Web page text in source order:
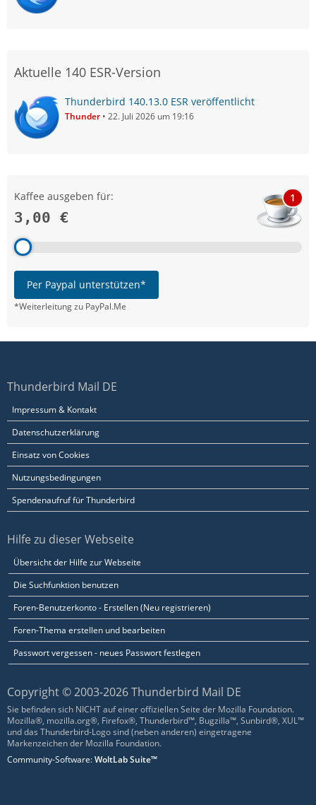
Aktuelle 140 ESR-Version
Thunderbird 140.13.0 ESR veröffentlicht
Thunder 22. Juli 2026 um 19:16
Kaffee ausgeben für:
3,00 €
1
Per Paypal unterstützen*
*Weiterleitung zu PayPal.Me
Thunderbird Mail DE
Impressum & Kontakt
Datenschutzerklärung
Einsatz von Cookies
Nutzungsbedingungen
Spendenaufruf für Thunderbird
Hilfe zu dieser Webseite
Übersicht der Hilfe zur Webseite
Die Suchfunktion benutzen
Foren-Benutzerkonto - Erstellen (Neu registrieren)
Foren-Thema erstellen und bearbeiten
Passwort vergessen - neues Passwort festlegen
Copyright © 2003-2026 Thunderbird Mail DE
Sie befinden sich NICHT auf einer offiziellen Seite der Mozilla Foundation.
Mozilla®, mozilla.org®, Firefox®, Thunderbird™, Bugzilla™, Sunbird®, XUL™
und das Thunderbird-Logo sind (neben anderen) eingetragene
Markenzeichen der Mozilla Foundation.
Community-Software:WoltLab Suite™